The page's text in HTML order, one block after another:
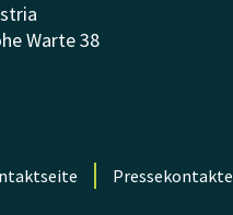
Warte 38
Pressekontakte